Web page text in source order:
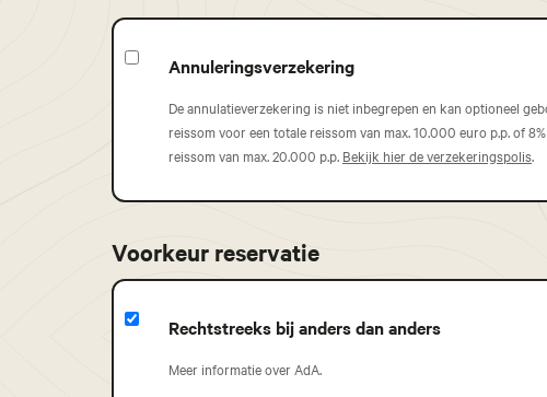
Annuleringsverzekering
De annulatieverzekering is niet inbegrepen en kan optioneel
reissom voor een totale reissom van max. 10.000 euro p.p. of
reissom van max. 20.000 p.p. Bekijk hier de verzekeringspolis.
Voorkeur reservatie
Rechtstreeks bij anders dan anders
Meer informatie over AdA.